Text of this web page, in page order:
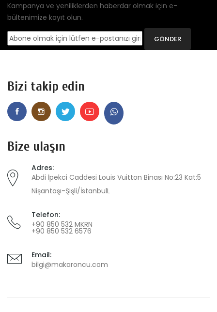
Kampanya ve yeniliklerden haberdar olmak için e-
bültenimize kayıt olun.
GÖNDER
Bizi takip edin
Bize ulaşın
Adres:
Abdi İpekci Caddesi Louis Vuitton Binası No:23 Kat:5
Nişantaşı-Şişli/İstanbulL
Telefon:
+90 850 532 MKRN
+90 850 532 6576
Email:
bilgi@makaroncu.com